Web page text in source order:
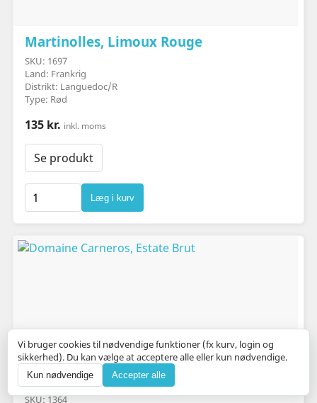
Martinolles, Limoux Rouge
SKU: 1697
Land: Frankrig
Distrikt: Languedoc/R
Type: Rød
135 kr. inkl. moms
Se produkt
Læg i kurv
Domaine Carneros, Estate Brut
SKU: 1364
Vi bruger cookies til nødvendige funktioner (fx kurv, login og
sikkerhed). Du kan vælge at acceptere alle eller kun nødvendige.
Kun nødvendige Accepter alle